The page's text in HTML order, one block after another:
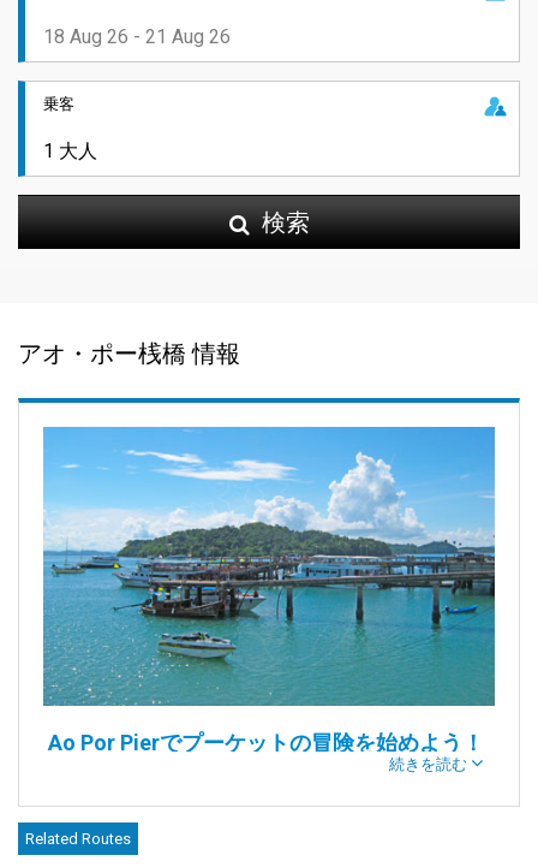
乗客
検索
アオ・ポー桟橋 情報
Ao Por Pierでプーケットの冒険を始めよう！
Ao Por Pierへようこそ – あなたの
続きを読む
Related Routes